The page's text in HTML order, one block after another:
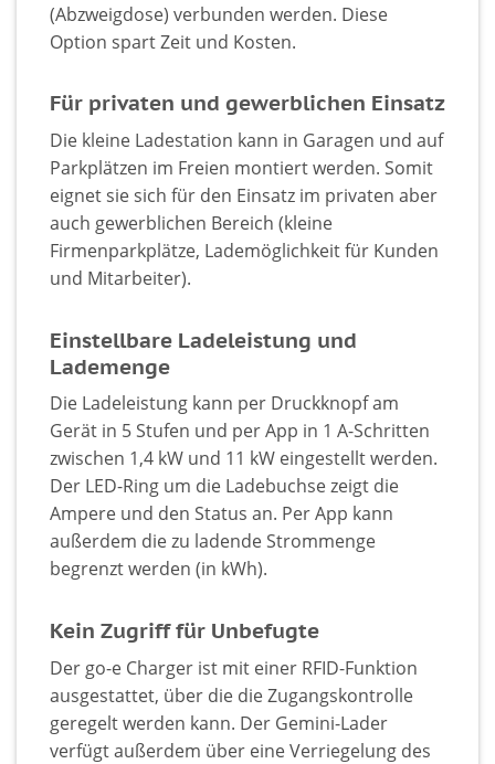
(Abzweigdose) verbunden werden. Diese
Option spart Zeit und Kosten.
Für privaten und gewerblichen Einsatz
Die kleine Ladestation kann in Garagen und auf
Parkplätzen im Freien montiert werden. Somit
eignet sie sich für den Einsatz im privaten aber
auch gewerblichen Bereich (kleine
Firmenparkplätze, Lademöglichkeit für Kunden
und Mitarbeiter).
Einstellbare Ladeleistung und
Lademenge
Die Ladeleistung kann per Druckknopf am
Gerät in 5 Stufen und per App in 1 A-Schritten
zwischen 1,4 kW und 11 kW eingestellt werden.
Der LED-Ring um die Ladebuchse zeigt die
Ampere und den Status an. Per App kann
außerdem die zu ladende Strommenge
begrenzt werden (in kWh).
Kein Zugriff für Unbefugte
Der go-e Charger ist mit einer RFID-Funktion
ausgestattet, über die die Zugangskontrolle
geregelt werden kann. Der Gemini-Lader
verfügt außerdem über eine Verriegelung des